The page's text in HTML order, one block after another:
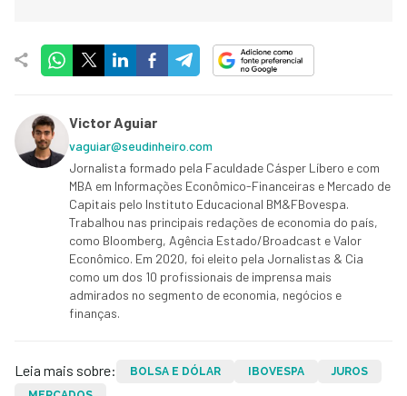
Victor Aguiar
vaguiar@seudinheiro.com
Jornalista formado pela Faculdade Cásper Líbero e com
MBA em Informações Econômico-Financeiras e Mercado de
Capitais pelo Instituto Educacional BM&FBovespa.
Trabalhou nas principais redações de economia do país,
como Bloomberg, Agência Estado/Broadcast e Valor
Econômico. Em 2020, foi eleito pela Jornalistas & Cia
como um dos 10 profissionais de imprensa mais
admirados no segmento de economia, negócios e
finanças.
Leia mais sobre: BOLSA E DÓLAR IBOVESPA
JUROS